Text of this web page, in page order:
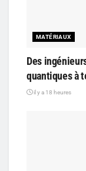
MATÉRIAUX
Des
quantiques à
il y a 18 heures